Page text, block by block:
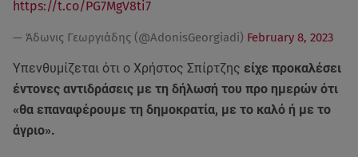
https://t.co/PG7MgV8ti7
— Άδωνις Γεωργιάδης (@AdonisGeorgiadi) February 8, 2023
Υπενθυμίζεται ότι ο Χρήστος Σπίρτζης είχε προκαλέσει
έντονες αντιδράσεις με τη δήλωσή του προ ημερών ότι
«θα επαναφέρουμε τη δημοκρατία, με το καλό ή με το
άγριο».